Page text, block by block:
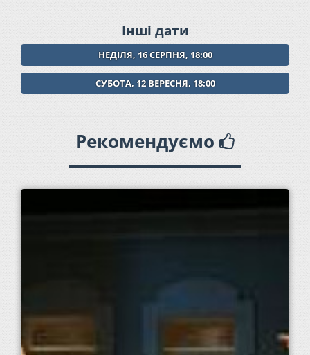
Інші дати
НЕДІЛЯ, 16 СЕРПНЯ, 18:00
СУБОТА, 12 ВЕРЕСНЯ, 18:00
Рекомендуємо